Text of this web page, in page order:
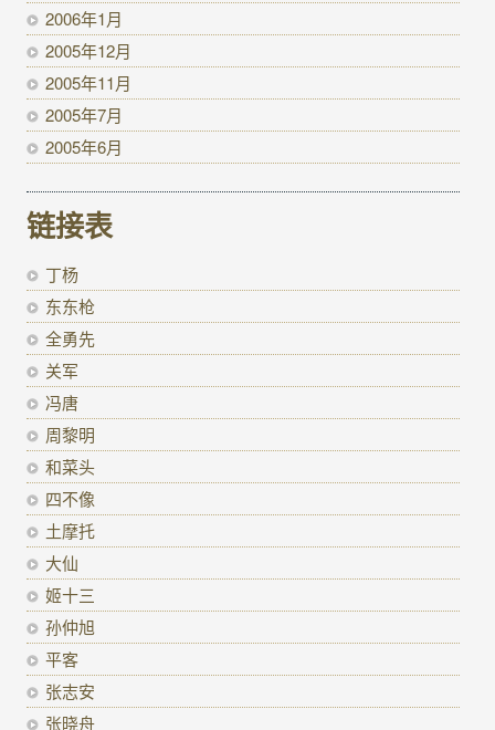
2006年1月
2005年12月
2005年11月
2005年7月
2005年6月
链接表
丁杨
东东枪
全勇先
关军
冯唐
周黎明
和菜头
四不像
土摩托
大仙
姬十三
孙仲旭
平客
张志安
张晓舟